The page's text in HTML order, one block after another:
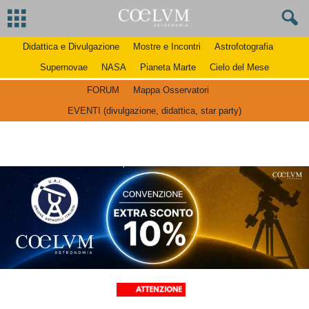
Didattica e Divulgazione Mostre e Incontri
Astrofotografia
Supernovae
NASA Pianeta Marte Cielo del Mese
FORUM
Mappa Osservatori
EVENTI (divulgazione, didattica, star party)